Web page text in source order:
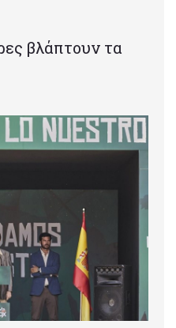
βλάπτουν τα